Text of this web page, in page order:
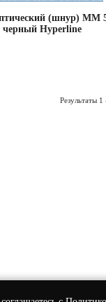
(шнур) MM
Hyperline
Результаты